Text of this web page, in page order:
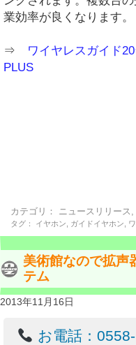
業効率が良くなります。
⇒ ワイヤレスガイド
PLUS
カテゴリ： ニュースリリース
タグ： イヤホン ガイドイヤホン
美術館なので拡声
テム
2013年11月16日
お電話：